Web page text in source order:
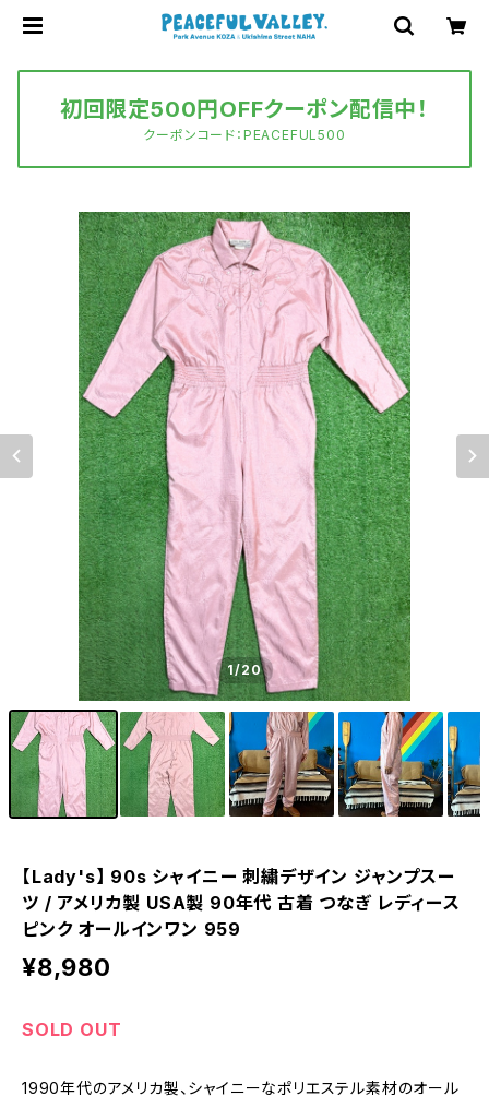
初回限定500円OFFクーポン配信中！
クーポンコード：PEACEFUL500
1/20
【Lady's】 90s シャイニー 刺繍デザイン ジャンプスー
ツ / アメリカ製 USA製 90年代 古着 つなぎ レディース
ピンク オールインワン 959
¥8,980
SOLD OUT
1990年代のアメリカ製、シャイニーなポリエステル素材のオール